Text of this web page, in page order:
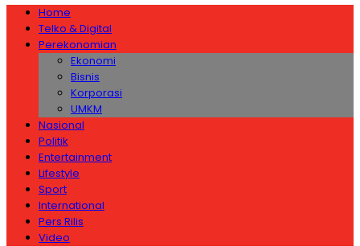
Home
Telko & Digital
Perekonomian
Ekonomi
Bisnis
Korporasi
UMKM
Nasional
Politik
Entertainment
Lifestyle
Sport
International
Pers Rilis
Video